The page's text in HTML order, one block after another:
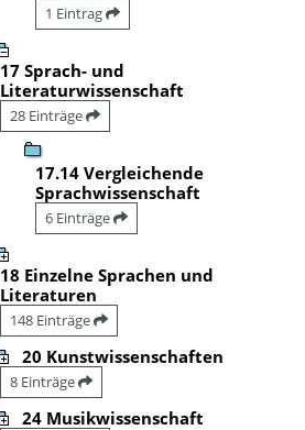
1 Eintrag
17 Sprach- und
Literaturwissenschaft
28 Einträge
17.14 Vergleichende
Sprachwissenschaft
6 Einträge
18 Einzelne Sprachen und
Literaturen
148 Einträge
20 Kunstwissenschaften
8 Einträge
24 Musikwissenschaft